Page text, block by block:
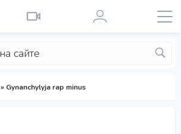
» Gynanchylyja rap minus